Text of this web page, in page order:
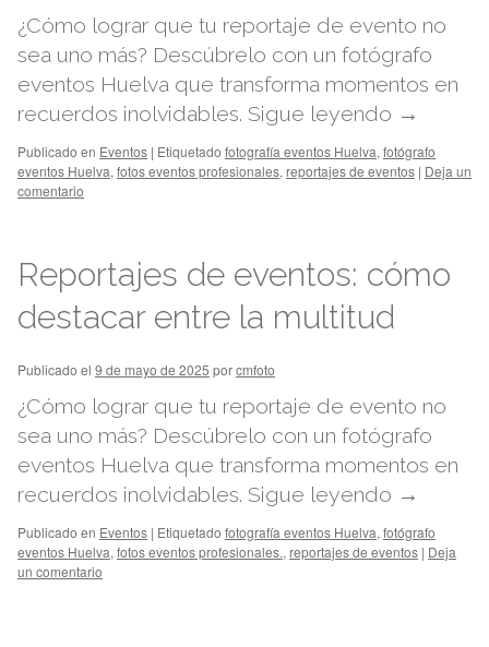
¿Cómo lograr que tu reportaje de evento no
sea uno más? Descúbrelo con un fotógrafo
eventos Huelva que transforma momentos en
recuerdos inolvidables. Sigue leyendo →
Publicado en Eventos | Etiquetado fotografía eventos Huelva, fotógrafo
eventos Huelva, fotos eventos profesionales, reportajes de eventos | Deja un
comentario
Reportajes de eventos: cómo
destacar entre la multitud
Publicado el 9 de mayo de 2025 porcmfoto
¿Cómo lograr que tu reportaje de evento no
sea uno más? Descúbrelo con un fotógrafo
eventos Huelva que transforma momentos en
recuerdos inolvidables. Sigue leyendo →
Publicado en Eventos | Etiquetado fotografía eventos Huelva, fotógrafo
eventos Huelva, fotos eventos profesionales., reportajes de eventos | Deja
un comentario